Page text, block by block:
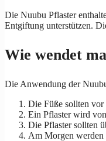
Die Nuubu Pflaster
Entgiftung unterstützen.
Wie wendet
Die Anwendung der
Die Füße sollten
Ein Pflaster wird
Die Pflaster sollten
Am Morgen werden